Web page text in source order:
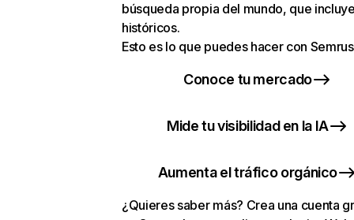
búsqueda propia del mundo, que
históricos.
Esto es lo que puedes hacer con
Conoce tu mercado
Mide tu visibilidad en la IA
Aumenta el tráfico orgánico
¿Quieres saber más? Crea una cuenta